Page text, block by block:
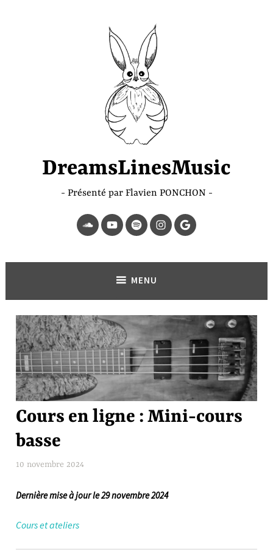
DreamsLinesMusic
Présenté par Flavien PONCHON
SoundCloud
YouTubeSpotifyInstagram
Page
Google
MENU
COURS
ET
ATELIERS
Cours en ligne : Mini-cours
basse
10 novembre 2024
a
Dernière mise à jour le 29 novembre 2024
Cours et ateliers